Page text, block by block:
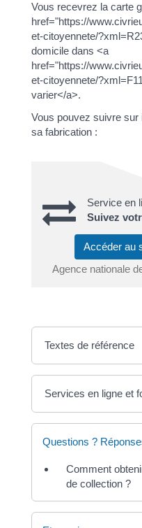
Vous recevrez la carte
href="https://
et-citoyennete/
domicile dans <a
href="https://
et-citoyennete/
varier</a>.
Vous pouvez suivre sur
sa fabrication :
Service en
Suivez
Accéder
Agence nationale
Textes de référence
Services en ligne et
Questions ?
Comment
de collection ?